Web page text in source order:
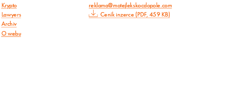
Krypto
Lawyers
Archiv
O webu
reklama@motejlekskocdopole.com
Ceník inzerce (PDF, 459 KB)